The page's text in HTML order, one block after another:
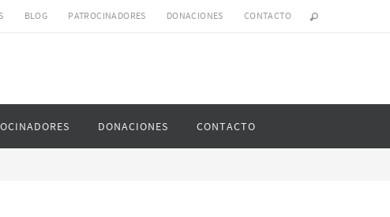
BLOG PATROCINADORES DONACIONES CONTACTO
DONACIONES CONTACTO